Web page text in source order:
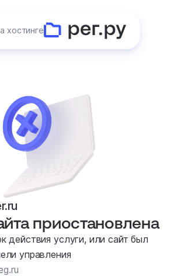
хостинге
приостановлена
действия услуги, или сайт был
управления